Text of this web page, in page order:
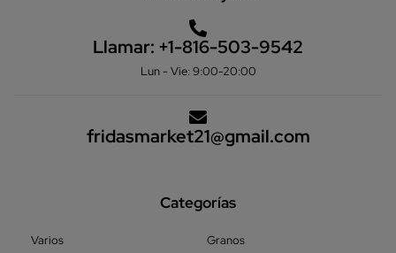
Llamar: +1-816-503-9542
Lun - Vie: 9:00-20:00
fridasmarket21@gmail.com
Categorías
Varios
Granos